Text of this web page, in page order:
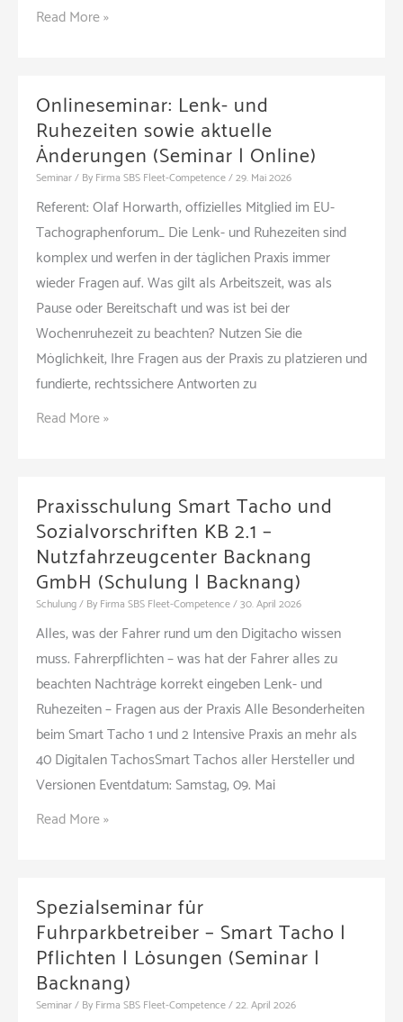
ECO-
der
Praxis
(Schulung
|
Read More »
Onlineseminar: Lenk- und
Ruhezeiten sowie aktuelle
Änderungen (Seminar | Online)
Seminar/ By Firma SBS Fleet-Competence/29. Mai 2026
Referent: Olaf Horwarth, offizielles Mitglied im EU-
Tachographenforum_ Die Lenk- und Ruhezeiten sind
komplex und werfen in der täglichen Praxis immer
wieder Fragen auf. Was gilt als Arbeitszeit, was als
Pause oder Bereitschaft und was ist bei der
Wochenruhezeit zu beachten? Nutzen Sie die
Möglichkeit, Ihre Fragen aus der Praxis zu platzieren und
fundierte, rechtssichere Antworten zu
Onlineseminar:
Ruhezeiten
sowie
aktuelle
Änderungen
(Seminar
Online)
Read More »
Praxisschulung Smart Tacho und
Sozialvorschriften KB 2.1 –
Nutzfahrzeugcenter Backnang
GmbH (Schulung | Backnang)
Schulung/ By Firma SBS Fleet-Competence/30. April 2026
Alles, was der Fahrer rund um den Digitacho wissen
muss. Fahrerpflichten – was hat der Fahrer alles zu
beachten Nachträge korrekt eingeben Lenk- und
Ruhezeiten – Fragen aus der Praxis Alle Besonderheiten
beim Smart Tacho 1 und 2 Intensive Praxis an mehr als
40 Digitalen TachosSmart Tachos aller Hersteller und
Versionen Eventdatum: Samstag, 09. Mai
Praxisschulung
und
Sozialvorschriften
KB
2.1
–
Read More »
Spezialseminar für
Fuhrparkbetreiber – Smart Tacho |
Pflichten | Lösungen (Seminar |
Backnang)
Seminar/ By Firma SBS Fleet-Competence/22. April 2026